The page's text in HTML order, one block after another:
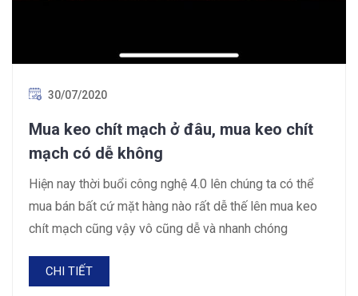
30/07/2020
Mua keo chít mạch ở đâu, mua keo chít
mạch có dễ không
Hiện nay thời buổi công nghệ 4.0 lên chúng ta có thể
mua bán bất cứ mặt hàng nào rất dễ thế lên mua keo
chít mạch cũng vậy vô cũng dễ và nhanh chóng
CHI TIẾT